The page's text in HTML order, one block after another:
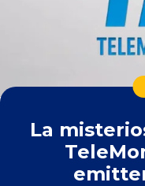
La